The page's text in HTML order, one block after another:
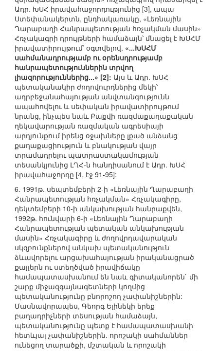
Ադր. ԽՍՀ իրավահաջորդությունից [3], ապա
Ստեփանակերտն, ընդհակառակը, «Լեռնային
Ղարաբաղի Հանրապետության հռչակման մասին»
Հռչակագրի դրույթների համաձայն՝ մնացել է ԽՍՀՄ
իրավատիրույթում՝ օգտվելով. «...ԽՍՀՄ
սահմանադրությամբ ու օրենսդրությամբ
հանրապետություններին տրվող
լիազորություններից...» [2]: Այս և Ադր. ԽՍՀ
պետականակիր ժողովուրդներից մեկի՝
ադրբեջանահայության անվտանգությունն
ապահովելու և սեփական իրավատիրույթում
նրանց, ինչպես նաև Բաքվի ռազմաքաղաքական
ղեկավարության ռազմական ագրեսիայի
արդյունքում իրենց օջախները լքած անձանց
քաղաքացիություն և բնակության վայր
տրամադրելու պատրաստակամության
տեսանկյունից ԼՂՀ-ն հանդիսանում է Ադր. ԽՍՀ
իրավահաջորդը [4, էջ 91-95]:
6. 1991թ. սեպտեմբերի 2-ի «Լեռնային Ղարաբաղի
Հանրապետության հռչակման» Հռչակագիրը,
դեկտեմբերի 10-ի անկախության հանրաքվեն,
1992թ. հունվարի 6-ի «Լեռնային Ղարաբաղի
Հանրապետության պետական անկախության
մասին» Հռչակագիրը և ժողովրդավարական
սկզբունքներով անկախ պետականություն
ձևավորելու արցախահայության իրականացրած
քայլերն ու ստեղծված իրավիճակը
համապատասխանում են նաև գիտականորեն` մի
շարք միջազգայնագետների կողմից
պետականությունը բնորոշող չափանիշներին:
Մասնավորապես, Գեորգ Ելինեկի երեք
բաղադրիչների տեսության համաձայն,
պետականությունը պետք է համապատասխանի
հետևյալ չափանիշներին. որոշակի սահմաններ
ունեցող տարածքի, մշտական և որոշակի